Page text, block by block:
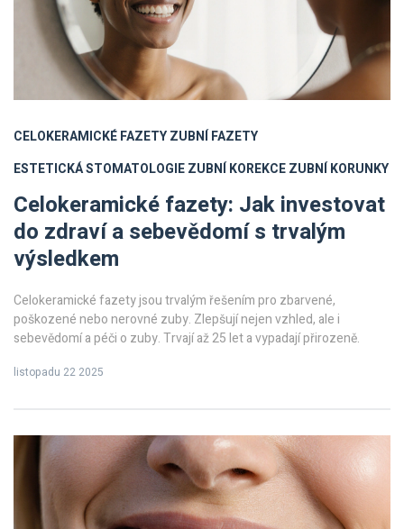
CELOKERAMICKÉ FAZETYZUBNÍ FAZETY
ESTETICKÁ STOMATOLOGIEZUBNÍ KOREKCEZUBNÍ KORUNKY
Celokeramické fazety: Jak investovat
do zdraví a sebevědomí s trvalým
výsledkem
Celokeramické fazety jsou trvalým řešením pro zbarvené,
poškozené nebo nerovné zuby. Zlepšují nejen vzhled, ale i
sebevědomí a péči o zuby. Trvají až 25 let a vypadají přirozeně.
listopadu 22 2025